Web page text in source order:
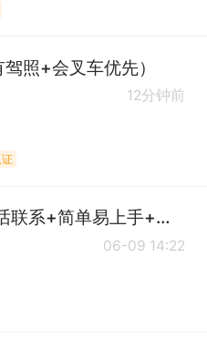
照+会叉车优先）
12分钟前
物流送货师傅（直接电话联系+简单易上手+海陵区就近分配）
06-09 14:22